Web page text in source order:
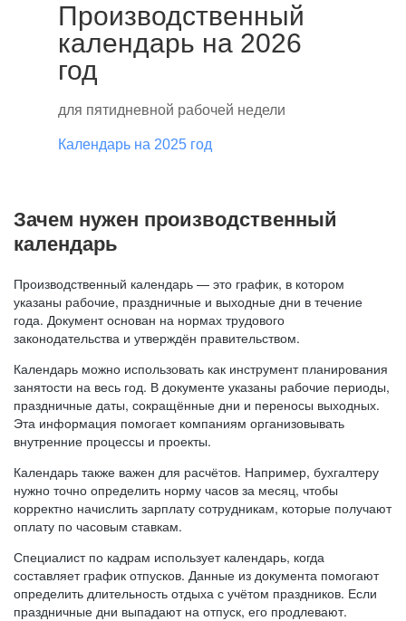
Производственный
календарь на 2026
год
для пятидневной рабочей недели
Календарь на 2025 год
Зачем нужен производственный
календарь
Производственный календарь — это график, в котором
указаны рабочие, праздничные и выходные дни в течение
года. Документ основан на нормах трудового
законодательства и утверждён правительством.
Календарь можно использовать как инструмент планирования
занятости на весь год. В документе указаны рабочие периоды,
праздничные даты, сокращённые дни и переносы выходных.
Эта информация помогает компаниям организовывать
внутренние процессы и проекты.
Календарь также важен для расчётов. Например, бухгалтеру
нужно точно определить норму часов за месяц, чтобы
корректно начислить зарплату сотрудникам, которые получают
оплату по часовым ставкам.
Специалист по кадрам использует календарь, когда
составляет график отпусков. Данные из документа помогают
определить длительность отдыха с учётом праздников. Если
праздничные дни выпадают на отпуск, его продлевают.